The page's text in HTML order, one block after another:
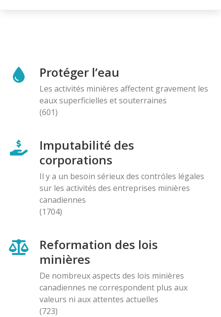
Protéger l’eau
Les activités minières affectent gravement les
eaux superficielles et souterraines
(601)
Imputabilité des
corporations
Il y a un besoin sérieux des contróles légales
sur les activités des entreprises minières
canadiennes
(1704)
Reformation des lois
minières
De nombreux aspects des lois minières
canadiennes ne correspondent plus aux
valeurs ni aux attentes actuelles
(723)